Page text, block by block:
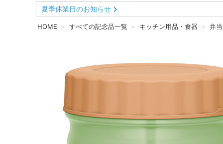
夏季休業日のお知らせ
HOME すべての記念品一覧 キッチン用品・食器 弁